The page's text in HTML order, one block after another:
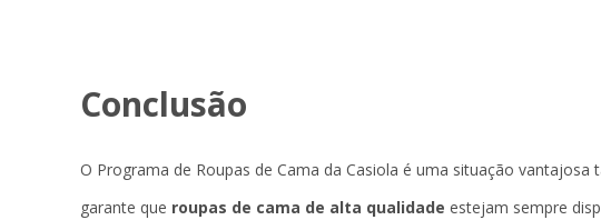
Conclusão
O Programa de Roupas de Cama da Casiola é uma situação
garante que roupas de cama de alta qualidade estejam sempre